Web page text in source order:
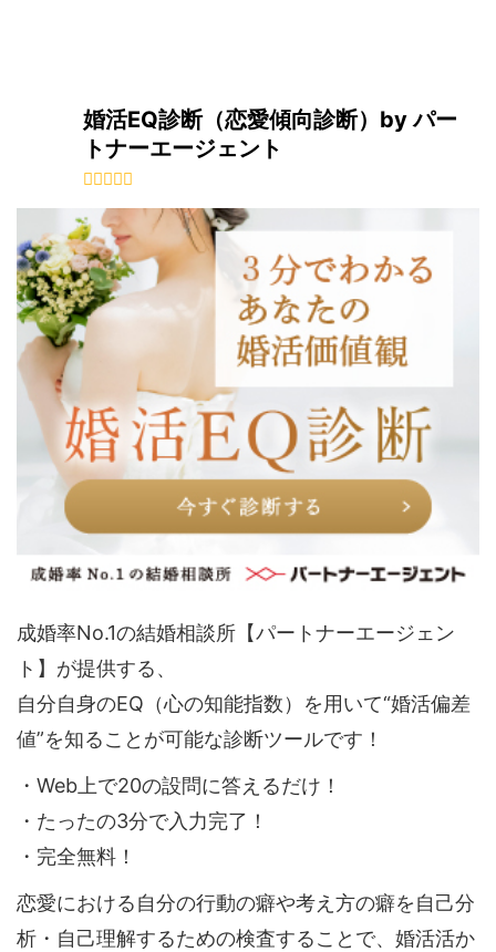
婚活EQ診断（恋愛傾向診断）by パー
トナーエージェント
成婚率No.1の結婚相談所【パートナーエージェン
ト】が提供する、
自分自身のEQ（心の知能指数）を用いて“婚活偏差
値”を知ることが可能な診断ツールです！
・Web上で20の設問に答えるだけ！
・たったの3分で入力完了！
・完全無料！
恋愛における自分の行動の癖や考え方の癖を自己分
析・自己理解するための検査することで、婚活活か